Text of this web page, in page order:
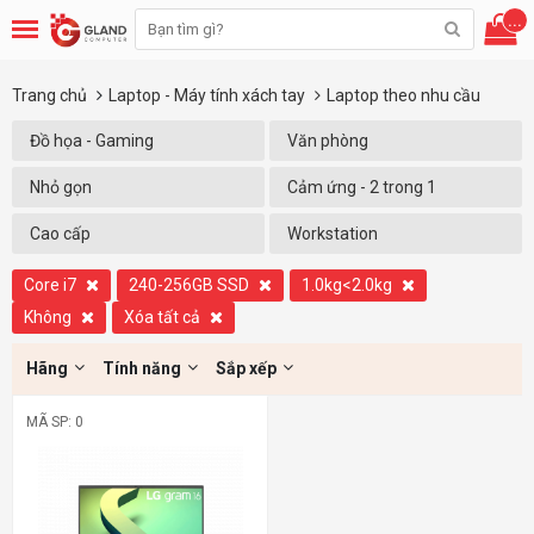
...
Trang chủ Laptop - Máy tính xách tay Laptop theo nhu cầu
Đồ họa - Gaming Văn phòng
Nhỏ gọn Cảm ứng - 2 trong 1
Cao cấp Workstation
Core i7 240-256GB SSD
1.0kg<2.0kg
Không
Xóa tất cả
Hãng Tính năng Sắp xếp
MÃ SP: 0